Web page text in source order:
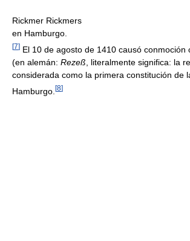
Rickmer Rickmers
en Hamburgo.
[7] El 10 de agosto de 1410 causó conmoción
(en alemán: Rezeß , literalmente significa: la
considerada como la primera constitución de
Hamburgo. [8]